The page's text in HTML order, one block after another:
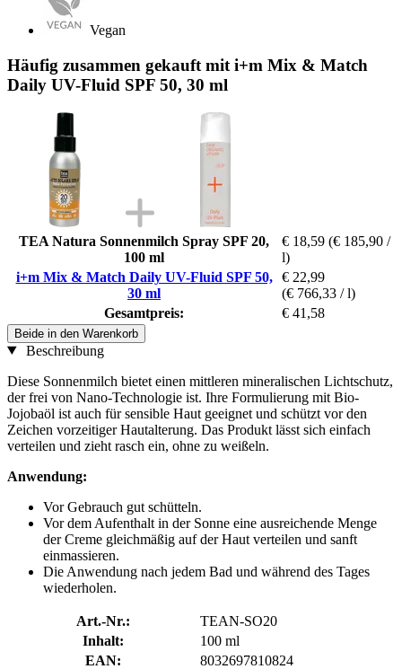
Vegan
Häufig zusammen gekauft mit i+m Mix & Match
Daily UV-Fluid SPF 50, 30 ml
TEA Natura Sonnenmilch Spray SPF 20,
100 ml
€ 18,59 (€ 185,90 /
l)
i+m Mix & Match Daily UV-Fluid SPF 50,
30 ml
€ 22,99
(€ 766,33 / l)
Gesamtpreis:
€ 41,58
Beide in den Warenkorb
Beschreibung
Diese Sonnenmilch bietet einen mittleren mineralischen Lichtschutz,
der frei von Nano-Technologie ist. Ihre Formulierung mit Bio-
Jojobaöl ist auch für sensible Haut geeignet und schützt vor den
Zeichen vorzeitiger Hautalterung. Das Produkt lässt sich einfach
verteilen und zieht rasch ein, ohne zu weißeln.
Anwendung:
Vor Gebrauch gut schütteln.
Vor dem Aufenthalt in der Sonne eine ausreichende Menge
der Creme gleichmäßig auf der Haut verteilen und sanft
einmassieren.
Die Anwendung nach jedem Bad und während des Tages
wiederholen.
Art.-Nr.:
TEAN-SO20
Inhalt:
100 ml
EAN:
8032697810824